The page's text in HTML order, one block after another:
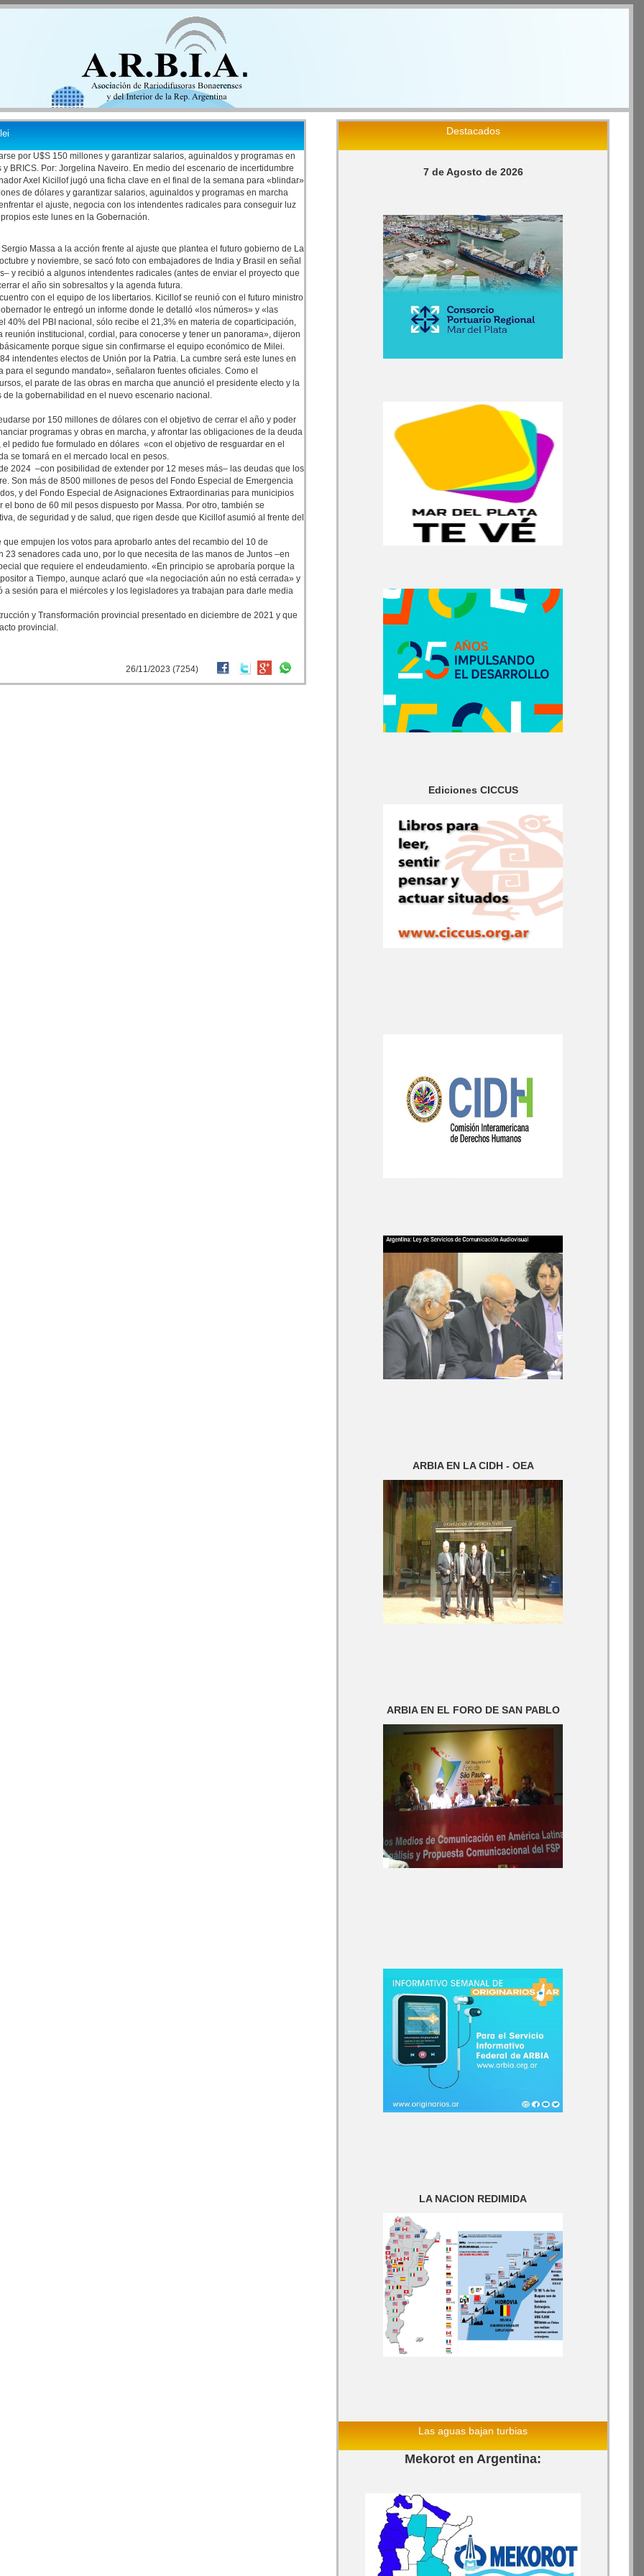
por U$S 150 millones y garantizar salarios, aguinaldos y programas en
BRICS. Por: Jorgelina Naveiro. En medio del escenario de incertidumbre
Axel Kicillof jugó una ficha clave en el final de la semana para «blindar»
de dólares y garantizar salarios, aguinaldos y programas en marcha
el ajuste, negocia con los intendentes radicales para conseguir luz
este lunes en la Gobernación.
Massa a la acción frente al ajuste que plantea el futuro gobierno de La
y noviembre, se sacó foto con embajadores de India y Brasil en señal
y recibió a algunos intendentes radicales (antes de enviar el proyecto que
el año sin sobresaltos y la agenda futura.
con el equipo de los libertarios. Kicillof se reunió con el futuro ministro
le entregó un informe donde le detalló «los números» y «las
del PBI nacional, sólo recibe el 21,3% en materia de coparticipación,
institucional, cordial, para conocerse y tener un panorama», dijeron
porque sigue sin confirmarse el equipo económico de Milei.
intendentes electos de Unión por la Patria. La cumbre será este lunes en
el segundo mandato», señalaron fuentes oficiales. Como el
el parate de las obras en marcha que anunció el presidente electo y la
la gobernabilidad en el nuevo escenario nacional.
por 150 millones de dólares con el objetivo de cerrar el año y poder
programas y obras en marcha, y afrontar las obligaciones de la deuda
pedido fue formulado en dólares «con el objetivo de resguardar en el
se tomará en el mercado local en pesos.
2024 –con posibilidad de extender por 12 meses más– las deudas que los
Son más de 8500 millones de pesos del Fondo Especial de Emergencia
y del Fondo Especial de Asignaciones Extraordinarias para municipios
bono de 60 mil pesos dispuesto por Massa. Por otro, también se
de seguridad y de salud, que rigen desde que Kicillof asumió al frente del
empujen los votos para aprobarlo antes del recambio del 10 de
senadores cada uno, por lo que necesita de las manos de Juntos –en
que requiere el endeudamiento. «En principio se aprobaría porque la
a Tiempo, aunque aclaró que «la negociación aún no está cerrada» y
sesión para el miércoles y los legisladores ya trabajan para darle media
y Transformación provincial presentado en diciembre de 2021 y que
provincial.
26/11/2023 (7254)
Destacados
7 de Agosto de 2026
Ediciones CICCUS
ARBIA EN LA CIDH - OEA
ARBIA EN EL FORO DE SAN PABLO
LA NACION REDIMIDA
Las aguas bajan turbias
Mekorot en Argentina: